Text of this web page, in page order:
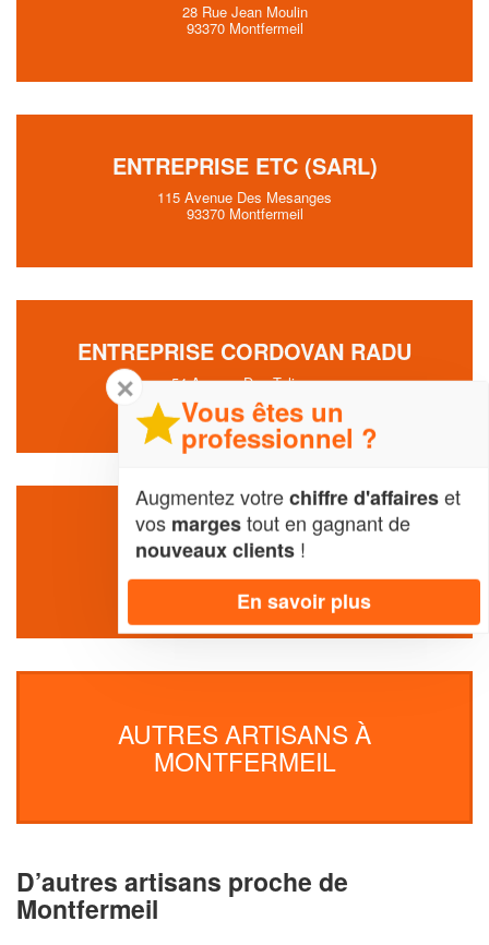
28 Rue Jean Moulin
93370 Montfermeil
ENTREPRISE ETC (SARL)
115 Avenue Des Mesanges
93370 Montfermeil
ENTREPRISE CORDOVAN RADU
54 Avenue Des Tulipes
93370 Montfermeil
SOCIÉTÉ YMA (SARL)
93370 Montfermeil
AUTRES ARTISANS À
MONTFERMEIL
D’autres artisans proche de
Montfermeil
✕
Vous êtes un
professionnel ?
Augmentez votrechiffre d'affaireset
vos margestout en gagnant de
nouveaux clients !
En savoir plus